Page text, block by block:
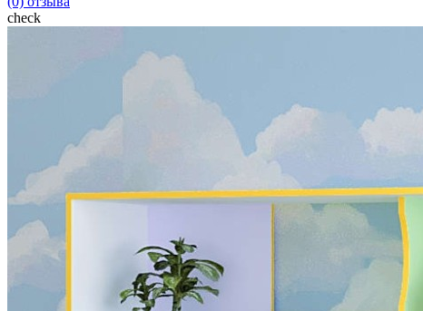
check